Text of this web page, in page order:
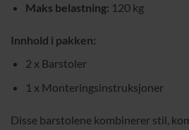
Maks belastning: 120 kg
Innhold i pakken:
2 x Barstoler
1 x Monteringsinstruksjoner
Disse barstolene kombinerer stil,